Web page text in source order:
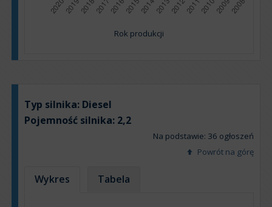
Rok produkcji
Typ silnika: Diesel
Pojemność silnika: 2,2
Na podstawie: 36 ogłoszeń
Powrót na górę
Wykres Tabela